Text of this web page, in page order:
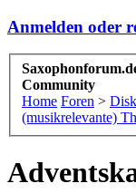
Anmelden oder
Community
Home Foren >
(musikrelevante)